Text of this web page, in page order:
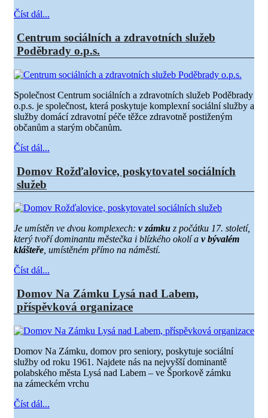
Číst dál...
Centrum sociálních a zdravotních služeb
Poděbrady o.p.s.
Společnost Centrum sociálních a zdravotních služeb Poděbrady
o.p.s. je společnost, která poskytuje komplexní sociální služby a
služby domácí zdravotní péče těžce zdravotně postiženým
občanům a starým občanům.
Číst dál...
Domov Rožďalovice, poskytovatel sociálních
služeb
Je umístěn ve dvou komplexech: v zámku z počátku 17. století,
který tvoří dominantu městečka i blízkého okolí a v bývalém
klášteře , umístěném přímo na náměstí.
Číst dál...
Domov Na Zámku Lysá nad Labem,
příspěvková organizace
Domov Na Zámku, domov pro seniory, poskytuje sociální
služby od roku 1961. Najdete nás na nejvyšší dominantě
polabského města Lysá nad Labem – ve Šporkově zámku
na zámeckém vrchu
Číst dál...